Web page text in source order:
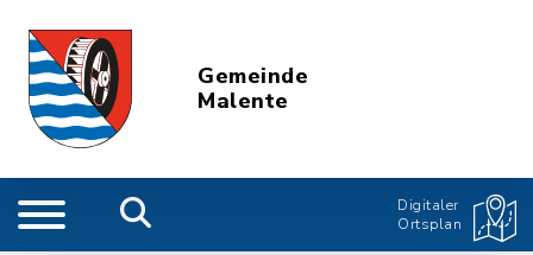
Gemeinde
Malente
Digitaler
Ortsplan